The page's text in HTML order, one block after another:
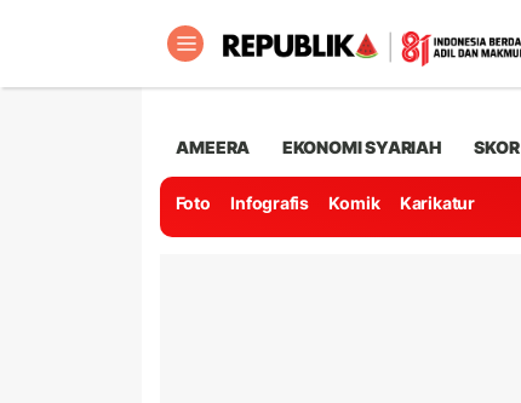
AMEERA EKONOMI SYARIAH SKOR
Foto Infografis Komik Karikatur